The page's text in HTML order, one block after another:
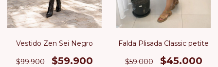
Vestido Zen Sei Negro
$99.900 $59.900
Falda Plisada Classic petite
$59.000 $45.000